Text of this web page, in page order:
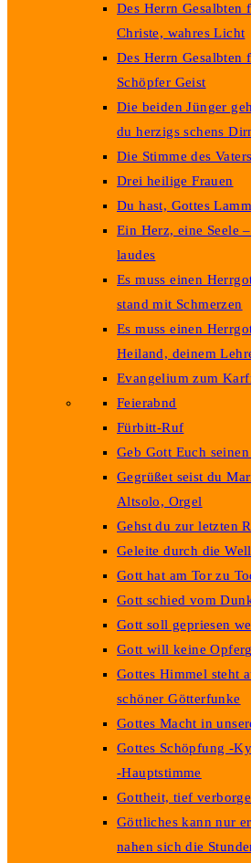
Des Herrn Gesalbten
Christe, wahres Licht
Des Herrn Gesalbten
Schöpfer Geist
Die beiden Jünger
du herzigs schens
Die Stimme des Vaters
Drei heilige Frauen
Du hast, Gottes
Ein Herz, eine Seele
laudes
Es muss einen
stand mit Schmerzen
Es muss einen
Heiland, deinem
Evangelium zum
Feierabnd
Fürbitt-Ruf
Geb Gott Euch seinen
Gegrüßet seist du
Altsolo, Orgel
Gehst du zur letzten
Geleite durch die
Gott hat am Tor zu
Gott schied vom
Gott soll gepriesen
Gott will keine
Gottes Himmel steht
schöner Götterfunke
Gottes Macht in
Gottes Schöpfung -
-Hauptstimme
Gottheit, tief
Göttliches kann nur
nahen sich die